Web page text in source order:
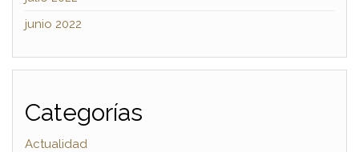
junio 2022
Categorías
Actualidad